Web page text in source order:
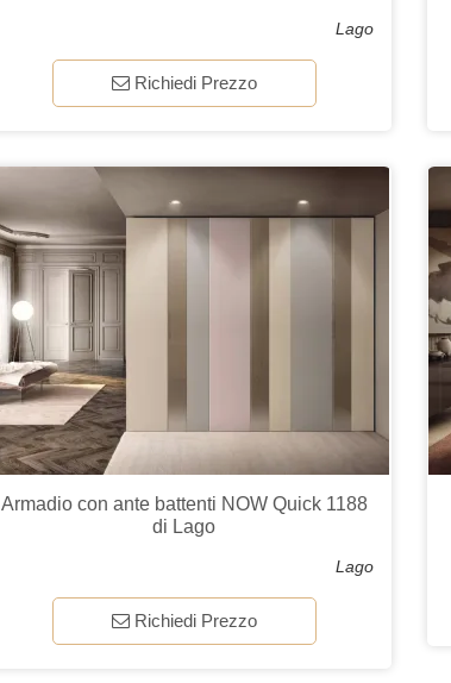
Lago
Richiedi Prezzo
Armadio con ante battenti NOW Quick 1188
di Lago
Lago
Richiedi Prezzo